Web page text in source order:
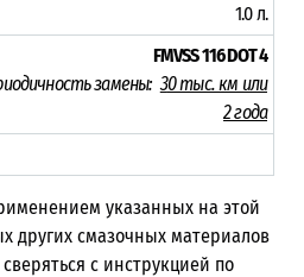
1.0 л.
FMVSS 116 DOT 4
замены:30 тыс. км или
2 года
указанных на этой
других смазочных материалов
с инструкцией по